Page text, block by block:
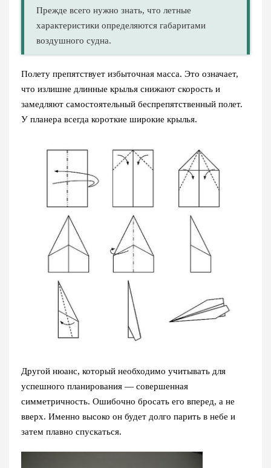
Прежде всего нужно знать, что летные
характеристики определяются габаритами
воздушного судна.
Полету препятствует избыточная масса. Это означает,
что излишне длинные крылья снижают скорость и
замедляют самостоятельный беспрепятственный полет.
У планера всегда короткие широкие крылья.
Другой нюанс, который необходимо учитывать для
успешного планирования — совершенная
симметричность. Ошибочно бросать его вперед, а не
вверх. Именно высоко он будет долго парить в небе и
затем плавно спускаться.